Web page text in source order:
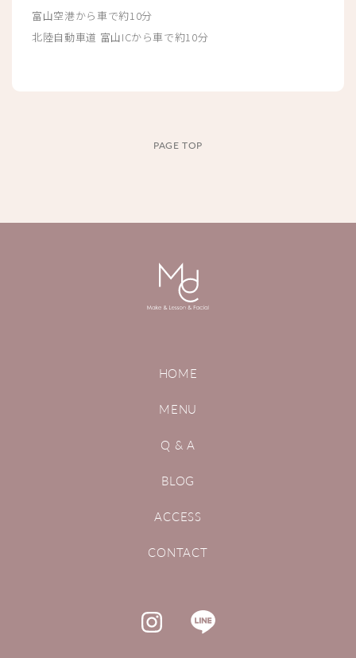
富山空港から車で約10分
北陸自動車道 富山ICから車で約10分
PAGE TOP
HOME
MENU
Q & A
BLOG
ACCESS
CONTACT